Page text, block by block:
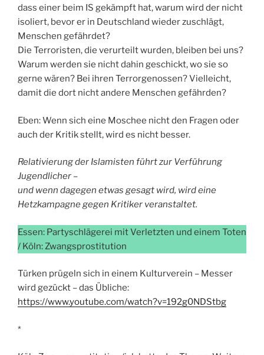
dass einer beim IS gekämpft hat, warum wird der nicht
isoliert, bevor er in Deutschland wieder zuschlägt,
Menschen gefährdet?
Die Terroristen, die verurteilt wurden, bleiben bei uns?
Warum werden sie nicht dahin geschickt, wo sie so
gerne wären? Bei ihren Terrorgenossen? Vielleicht,
damit die dort nicht andere Menschen gefährden?
Eben: Wenn sich eine Moschee nicht den Fragen oder
auch der Kritik stellt, wird es nicht besser.
Relativierung der Islamisten führt zur Verführung
Jugendlicher –
und wenn dagegen etwas gesagt wird, wird eine
Hetzkampagne gegen Kritiker veranstaltet.
Essen: Partyschlägerei mit Verletzten und einem Toten
/ Köln: Zwangsprostitution
Türken prügeln sich in einem Kulturverein – Messer
wird gezückt – das Übliche:
https://www.youtube.com/watch?v=192g0NDStbg
*